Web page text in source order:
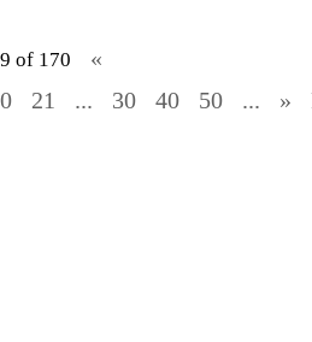
of 170
«
21 ... 30 40 50 ... »